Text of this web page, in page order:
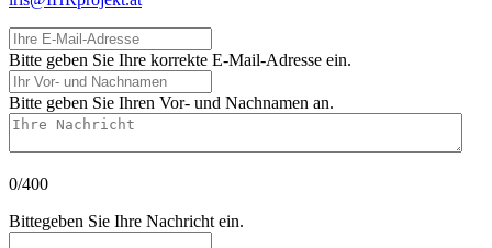
Ihre E-Mail-Adresse
Bitte geben Sie Ihre korrekte E-Mail-Adresse ein.
Ihr Vor- und Nachnamen
Bitte geben Sie Ihren Vor- und Nachnamen an.
Ihre Nachricht
0/400
Bittegeben Sie Ihre Nachricht ein.